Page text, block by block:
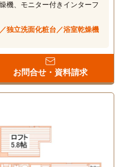
機、モニター付きインターフ
独立洗面化粧台／浴室乾燥機
お問合せ・資料請求